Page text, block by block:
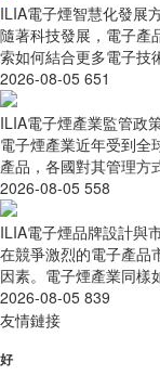
ILIA電子煙智慧化發展
隨著科技發展，電子產
索如何結合更多電子技
2026-08-05 651
ILIA電子煙產業監管政
電子煙產業近年受到全
產品，各國對其管理方
2026-08-05 558
ILIA電子煙品牌設計與
在競爭激烈的電子產品
因素。電子煙產業同樣
2026-08-05 839
友情鏈接
好